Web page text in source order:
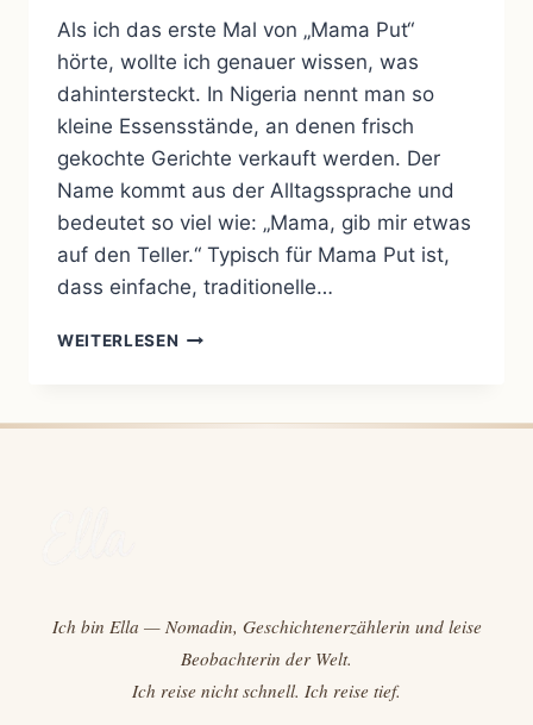
Als ich das erste Mal von „Mama Put“
hörte, wollte ich genauer wissen, was
dahintersteckt. In Nigeria nennt man so
kleine Essensstände, an denen frisch
gekochte Gerichte verkauft werden. Der
Name kommt aus der Alltagssprache und
bedeutet so viel wie: „Mama, gib mir etwas
auf den Teller.“ Typisch für Mama Put ist,
dass einfache, traditionelle…
WEITERLESEN WAS
Ich bin Ella — Nomadin, Geschichtenerzählerin und leise
Beobachterin der Welt.
Ich reise nicht schnell. Ich reise tief.